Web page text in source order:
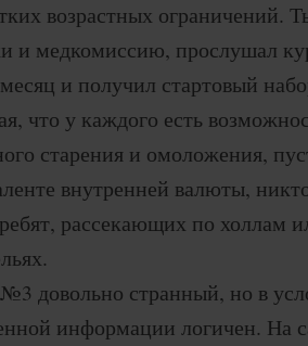
возрастных ограничений.
и медкомиссию, прослушал
и получил стартовый
что у каждого есть
старения и омоложения,
внутренней валюты,
рассекающих по холлам
довольно странный, но в
информации логичен. На